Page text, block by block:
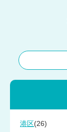
港区 (26)